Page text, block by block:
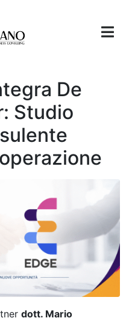
De
Studio
dott. Mario